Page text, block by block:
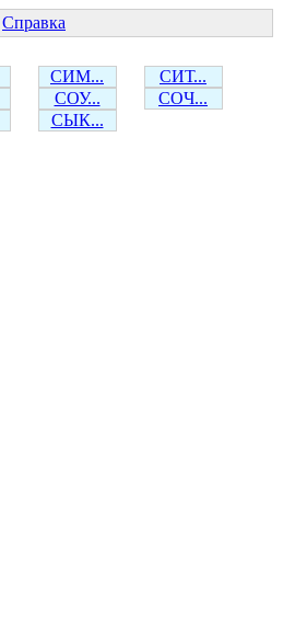
Справка
СИМ...
СИТ...
СОУ...
СОЧ...
СЫК...